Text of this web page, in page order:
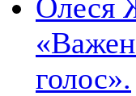
Олеся
голос».